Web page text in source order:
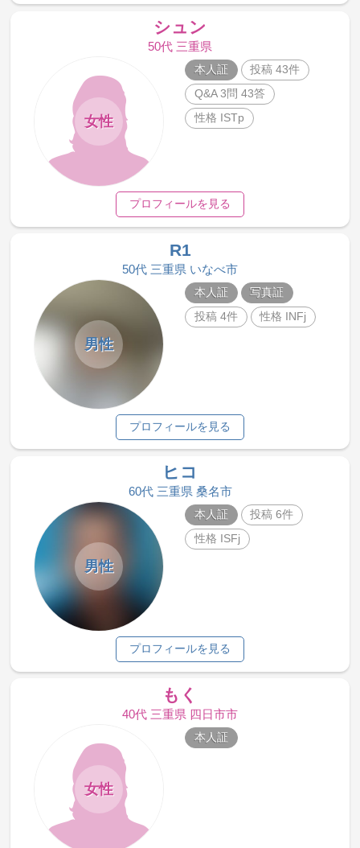
シュン
50代 三重県
女性
本人証
投稿 43件
Q&A 3問 43答
性格 ISTp
プロフィールを見る
R1
50代 三重県 いなべ市
男性
本人証
写真証
投稿 4件
性格 INFj
プロフィールを見る
ヒコ
60代 三重県 桑名市
男性
本人証
投稿 6件
性格 ISFj
プロフィールを見る
もく
40代 三重県 四日市市
女性
本人証